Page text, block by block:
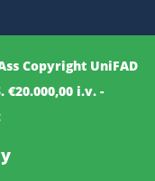
Copyright UniFAD
€20.000,00 i.v. -